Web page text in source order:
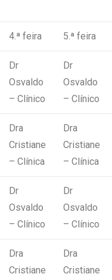
4.ª feira 5.ª feira
Dr
Osvaldo
– Clínico
Dr
Osvaldo
– Clínico
Dra
Cristiane
– Clínica
Dra
Cristiane
– Clínica
Dr
Osvaldo
– Clínico
Dr
Osvaldo
– Clínico
Dra
Cristiane
Dra
Cristiane